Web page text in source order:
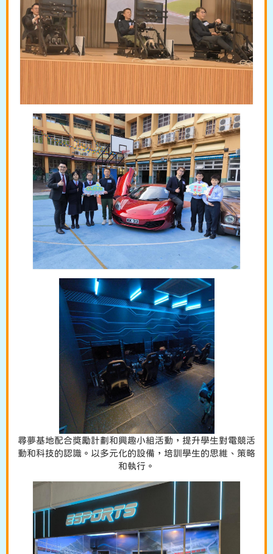
尋夢基地配合獎勵計劃和興趣小組活動，提升學生對電競活
動和科技的認識。以多元化的設備，培訓學生的思維、策略
和執行。